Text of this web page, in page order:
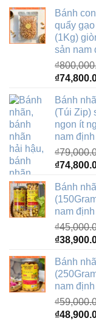
Bánh
quẩy
(1Kg)
sản nam
₫
Giá
là:
₫
Bánh
(Túi Zip)
ngon ít
nam định
₫
Giá
là:
₫
Bánh
nam định
₫
Giá
là:
₫
Bánh
nam định
₫
Giá
₫